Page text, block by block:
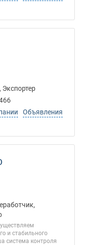
Объявления
и стабильного
система контроля